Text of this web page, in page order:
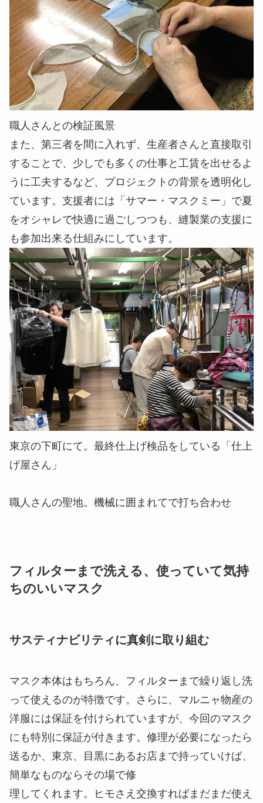
職人さんとの検証風景
また、第三者を間に入れず、生産者さんと直接取引
することで、少しでも多くの仕事と工賃を出せるよ
うに工夫するなど、プロジェクトの背景を透明化し
ています。支援者には「サマー・マスクミー」で夏
をオシャレで快適に過ごしつつも、縫製業の支援に
も参加出来る仕組みにしています。
東京の下町にて。最終仕上げ検品をしている「仕上
げ屋さん」